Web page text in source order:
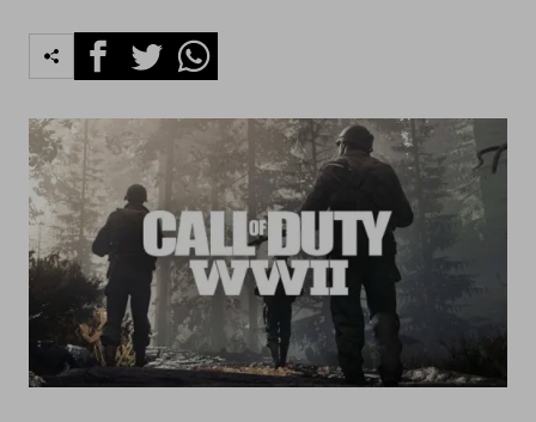
FacebookTwitterWhatsapp